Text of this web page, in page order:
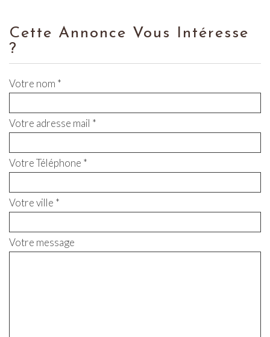
Cette Annonce Vous Intéresse
?
Votre nom *
Votre adresse mail *
Votre Téléphone *
Votre ville *
Votre message